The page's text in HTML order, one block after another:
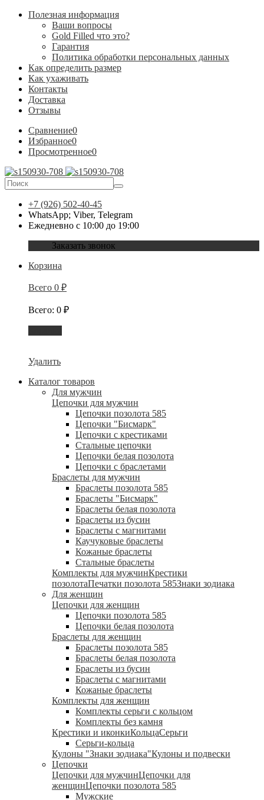
Полезная информация
Ваши вопросы
Gold Filled что это?
Гарантия
Политика обработки персональных данных
Как определить размер
Как ухаживать
Контакты
Доставка
Отзывы
Сравнение0
Избранное0
Просмотренное0
+7 (926) 502-40-45
WhatsApp; Viber, Telegram
Ежедневно с 10:00 до 19:00
Заказать звонок
Корзина
Всего 0 ₽
Всего: 0 ₽
Удалить
Каталог товаров
Для мужчин
Цепочки для мужчин
Цепочки позолота 585
Цепочки "Бисмарк"
Цепочки с крестиками
Стальные цепочки
Цепочки белая позолота
Цепочки с браслетами
Браслеты для мужчин
Браслеты позолота 585
Браслеты "Бисмарк"
Браслеты белая позолота
Браслеты из бусин
Браслеты с магнитами
Каучуковые браслеты
Кожаные браслеты
Стальные браслеты
Комплекты для мужчинКрестики
позолотаПечатки позолота 585Знаки зодиака
Для женщин
Цепочки для женщин
Цепочки позолота 585
Цепочки белая позолота
Браслеты для женщин
Браслеты позолота 585
Браслеты белая позолота
Браслеты из бусин
Браслеты с магнитами
Кожаные браслеты
Комплекты для женщин
Комплекты серьги с кольцом
Комплекты без камня
Крестики и иконкиКольцаСерьги
Серьги-кольца
Кулоны "Знаки зодиака"Кулоны и подвески
Цепочки
Цепочки для мужчинЦепочки для
женщинЦепочки позолота 585
Мужские